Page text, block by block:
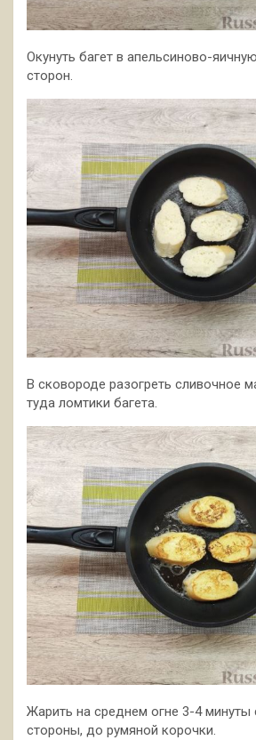
Окунуть багет в апельсиново-
сторон.
В сковороде разогреть сливочное
туда ломтики багета.
Жарить на среднем огне 3-4 минуты
стороны, до румяной корочки.